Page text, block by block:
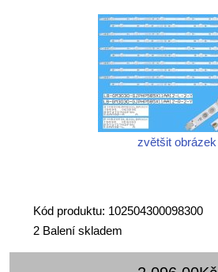
zvětšit obrázek
Kód produktu: 102504300098300
2 Balení skladem